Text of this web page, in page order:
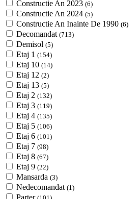
Constructie An 2023 (6)
Constructie An 2024 (5)
Constructie An Inainte De 1990 (6)
Decomandat (713)
Demisol (5)
Etaj 1 (154)
Etaj 10 (14)
Etaj 12 (2)
Etaj 13 (5)
Etaj 2 (132)
Etaj 3 (119)
Etaj 4 (135)
Etaj 5 (106)
Etaj 6 (101)
Etaj 7 (98)
Etaj 8 (67)
Etaj 9 (22)
Mansarda (3)
Nedecomandat (1)
Parter